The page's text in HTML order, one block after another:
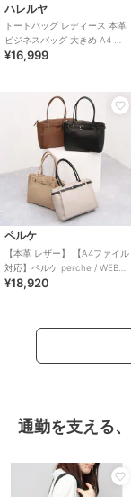
ハレルヤ
トートバッグ レディース 本革
ビジネスバッグ 大きめ A4 大
容量 軽量 おしゃれ
¥16,999
ペルケ
【本革 レザー】 【A4ファイル
対応】ペルケ perche / WEB限
定牛革ソフトA4ベルトトート
¥18,920
通勤を支える